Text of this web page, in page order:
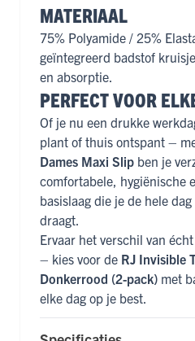
MATERIAAL
75% Polyamide / 25%
geïntegreerd badstof
en absorptie.
PERFECT VOOR
Of je nu een drukke
plant of thuis ontspant –
Dames Maxi Slip ben je
comfortabele, hygiënische
basislaag die je de hele
draagt.
Ervaar het verschil van
– kies voor de RJ Invisible
Donkerrood (2-pack) met
elke dag op je best.